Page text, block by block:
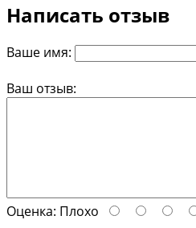
Написать отзыв
Ваше имя:
Ваш отзыв:
Оценка: Плохо